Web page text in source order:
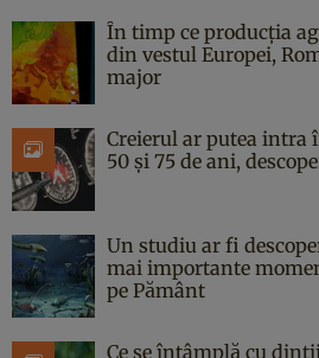
În timp ce producția
din vestul Europei,
major
Creierul ar putea intra
50 și 75 de ani,
Un studiu ar fi
mai importante
pe Pământ
Ce se întâmplă cu